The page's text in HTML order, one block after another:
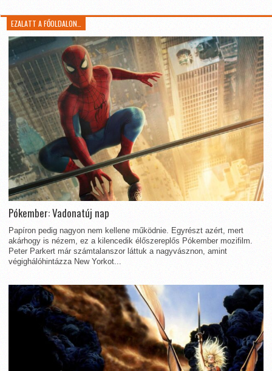
EZALATT A FŐOLDALON…
Pókember: Vadonatúj nap
Papíron pedig nagyon nem kellene működnie. Egyrészt azért, mert
akárhogy is nézem, ez a kilencedik élőszereplős Pókember mozifilm.
Peter Parkert már számtalanszor láttuk a nagyvásznon, amint
végighálóhintázza New Yorkot...